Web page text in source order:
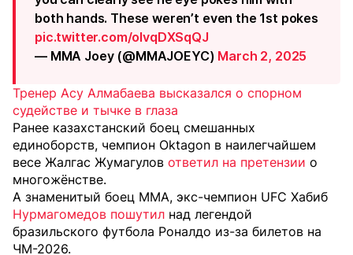
both hands. These weren’t even the 1st pokes
pic.twitter.com/olvqDXSqQJ
— MMA Joey (@MMAJOEYC) March 2, 2025
Тренер Асу Алмабаева высказался о спорном
судействе и тычке в глаза
Ранее казахстанский боец смешанных
единоборств, чемпион Oktagon в наилегчайшем
весе Жалгас Жумагулов ответил на претензии о
многожёнстве.
А знаменитый боец ММА, экс-чемпион UFC Хабиб
Нурмагомедов пошутил над легендой
бразильского футбола Роналдо из-за билетов на
ЧМ-2026.